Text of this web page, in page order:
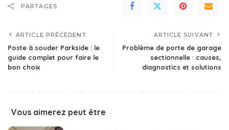
PARTAGES
ARTICLE PRÉCÉDENT
Poste à souder Parkside : le
guide complet pour faire le
bon choix
ARTICLE SUIVANT
Problème de porte de garage
sectionnelle : causes,
diagnostics et solutions
Vous aimerez peut être